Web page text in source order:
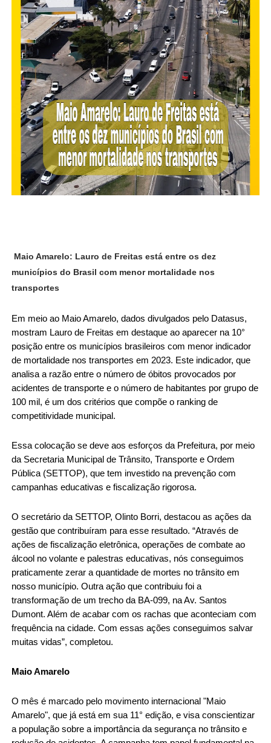
Maio Amarelo: Lauro de Freitas está entre os dez
municípios do Brasil com menor mortalidade nos
transportes
Em meio ao Maio Amarelo, dados divulgados pelo Datasus,
mostram Lauro de Freitas em destaque ao aparecer na 10°
posição entre os municípios brasileiros com menor indicador
de mortalidade nos transportes em 2023. Este indicador, que
analisa a razão entre o número de óbitos provocados por
acidentes de transporte e o número de habitantes por grupo de
100 mil, é um dos critérios que compõe o ranking de
competitividade municipal.
Essa colocação se deve aos esforços da Prefeitura, por meio
da Secretaria Municipal de Trânsito, Transporte e Ordem
Pública (SETTOP), que tem investido na prevenção com
campanhas educativas e fiscalização rigorosa.
O secretário da SETTOP, Olinto Borri, destacou as ações da
gestão que contribuíram para esse resultado. “Através de
ações de fiscalização eletrônica, operações de combate ao
álcool no volante e palestras educativas, nós conseguimos
praticamente zerar a quantidade de mortes no trânsito em
nosso município. Outra ação que contribuiu foi a
transformação de um trecho da BA-099, na Av. Santos
Dumont. Além de acabar com os rachas que aconteciam com
frequência na cidade. Com essas ações conseguimos salvar
muitas vidas”, completou.
Maio Amarelo
O mês é marcado pelo movimento internacional "Maio
Amarelo", que já está em sua 11° edição, e visa conscientizar
a população sobre a importância da segurança no trânsito e